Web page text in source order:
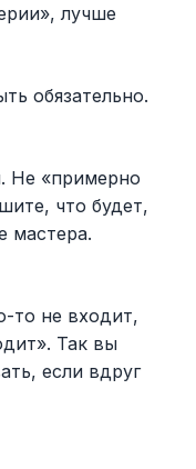
лучше
обязательно.
Не «примерно
что будет,
мастера.
то не входит,
Так вы
если вдруг